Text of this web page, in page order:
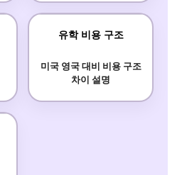
유학 비용 구조
미국 영국 대비 비용 구조
차이 설명